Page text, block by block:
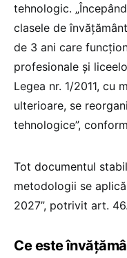
tehnologic.
clasele de
de 3 ani care
profesionale și
Legea nr. 1/2011, cu
ulterioare, se
tehnologice”,
Tot documentul
metodologii se
2027”, potrivit art. 46.
Ce este